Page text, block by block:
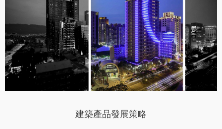
建築產品發展策略